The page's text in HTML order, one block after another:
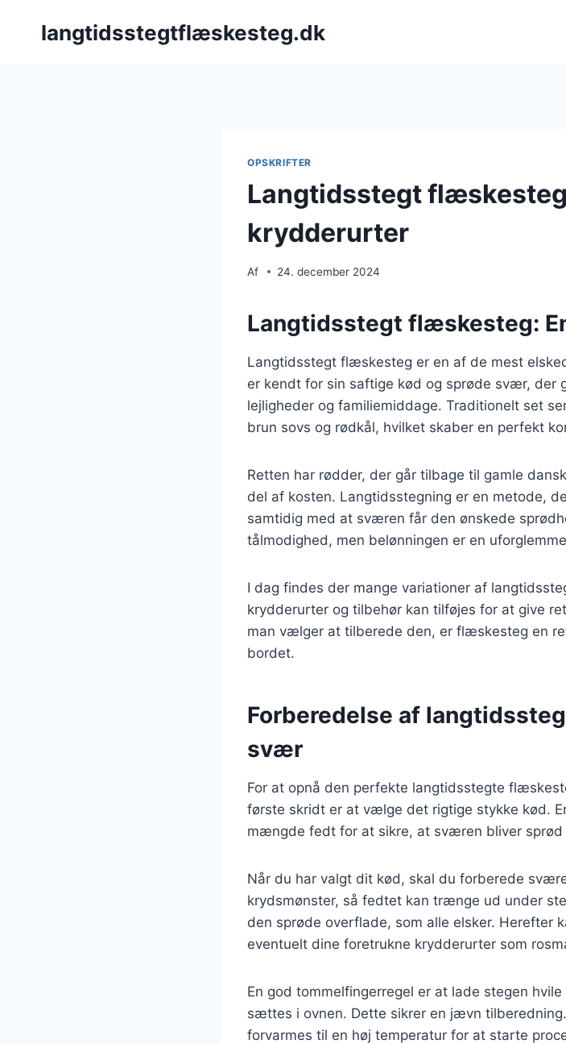
langtidsstegtflæskesteg.dk
OPSKRIFTER
Langtidsstegt
krydderurter
Af 24. december 2024
Langtidsstegt flæskesteg:
Langtidsstegt flæskesteg er en af de mest
er kendt for sin saftige kød og sprøde svær, der
lejligheder og familiemiddage. Traditionelt set
brun sovs og rødkål, hvilket skaber en perfekt
Retten har rødder, der går tilbage til gamle
del af kosten. Langtidsstegning er en metode,
samtidig med at sværen får den ønskede
tålmodighed, men belønningen er en
I dag findes der mange variationer af
krydderurter og tilbehør kan tilføjes for at give
man vælger at tilberede den, er flæskesteg en
bordet.
Forberedelse af
svær
For at opnå den perfekte langtidsstegte
første skridt er at vælge det rigtige stykke kød.
mængde fedt for at sikre, at sværen bliver
Når du har valgt dit kød, skal du forberede
krydsmønster, så fedtet kan trænge ud under
den sprøde overflade, som alle elsker. Herefter
eventuelt dine foretrukne krydderurter som
En god tommelfingerregel er at lade stegen
sættes i ovnen. Dette sikrer en jævn
forvarmes til en høj temperatur for at starte